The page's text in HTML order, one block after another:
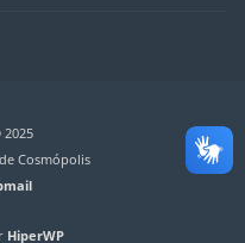
Cosmópolis
HiperWP